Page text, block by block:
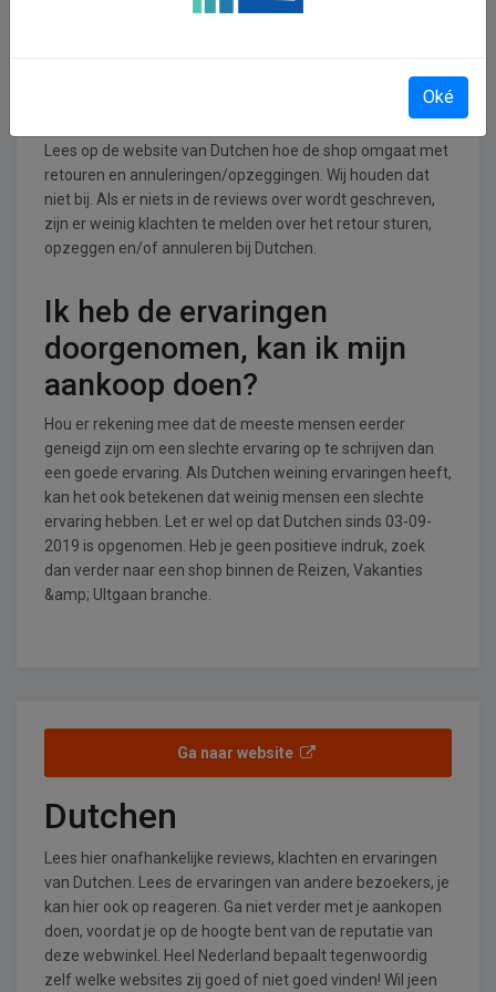
Lees op de website van Dutchen hoe de shop omgaat met
retouren en annuleringen/opzeggingen. Wij houden dat
niet bij. Als er niets in de reviews over wordt geschreven,
zijn er weinig klachten te melden over het retour sturen,
opzeggen en/of annuleren bij Dutchen.
Ik heb de ervaringen
doorgenomen, kan ik mijn
aankoop doen?
Hou er rekening mee dat de meeste mensen eerder
geneigd zijn om een slechte ervaring op te schrijven dan
een goede ervaring. Als Dutchen weining ervaringen heeft,
kan het ook betekenen dat weinig mensen een slechte
ervaring hebben. Let er wel op dat Dutchen sinds 03-09-
2019 is opgenomen. Heb je geen positieve indruk, zoek
dan verder naar een shop binnen de Reizen, Vakanties
&amp; UItgaan branche.
Ga naar website
Dutchen
Lees hier onafhankelijke reviews, klachten en ervaringen
van Dutchen. Lees de ervaringen van andere bezoekers, je
kan hier ook op reageren. Ga niet verder met je aankopen
doen, voordat je op de hoogte bent van de reputatie van
deze webwinkel. Heel Nederland bepaalt tegenwoordig
zelf welke websites zij goed of niet goed vinden! Wil jeen
Oké